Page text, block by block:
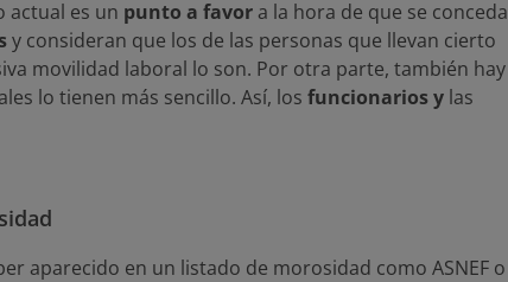
actual es un punto a favor a la hora de que se conceda
y consideran que los de las personas que llevan cierto
movilidad laboral lo son. Por otra parte, también hay
lo tienen más sencillo. Así, los funcionarios y las
aparecido en un listado de morosidad como ASNEF o